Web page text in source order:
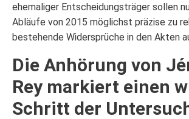
ehemaliger Entscheidungsträger sollen
Abläufe von 2015 möglichst präzise zu
bestehende Widersprüche in den Akten
Die Anhörung von
Rey markiert einen
Schritt der